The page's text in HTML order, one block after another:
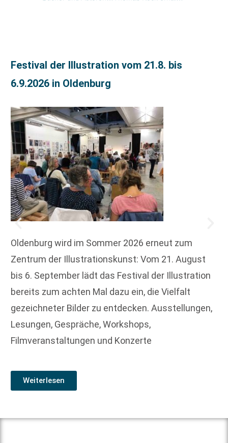
Festival der Illustration vom 21.8. bis
6.9.2026 in Oldenburg
Oldenburg wird im Sommer 2026 erneut zum
Zentrum der Illustrationskunst: Vom 21. August
bis 6. September lädt das Festival der Illustration
bereits zum achten Mal dazu ein, die Vielfalt
gezeichneter Bilder zu entdecken. Ausstellungen,
Lesungen, Gespräche, Workshops,
Filmveranstaltungen und Konzerte
Weiterlesen